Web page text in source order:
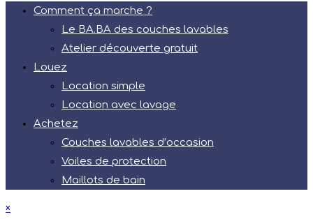
Comment ça marche ?
Le BA.BA des couches lavables
Atelier découverte gratuit
Louez
Location simple
Location avec lavage
Achetez
Couches lavables d’occasion
Voiles de protection
Maillots de bain
×